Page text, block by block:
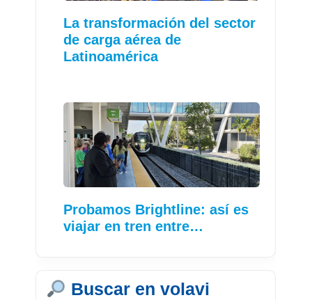
La transformación del sector
de carga aérea de
Latinoamérica
Probamos Brightline: así es
viajar en tren entre…
Buscar en volavi